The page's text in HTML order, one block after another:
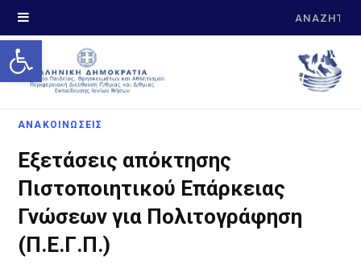
Open toolbar
Search
ΑΝΑΚΟΙΝΩΣΕΙΣ
Εξετάσεις απόκτησης
Πιστοποιητικού Επάρκειας
Γνώσεων για Πολιτογράφηση
(Π.Ε.Γ.Π.)